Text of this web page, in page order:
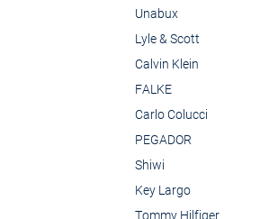
Unabux
Lyle & Scott
Calvin Klein
FALKE
Carlo Colucci
PEGADOR
Shiwi
Key Largo
Tommy Hilfiger